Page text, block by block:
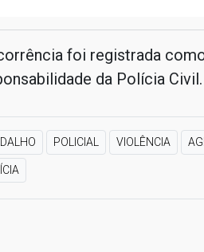
foi registrada
da Polícia Civil.
POLICIAL VIOLÊNCIA